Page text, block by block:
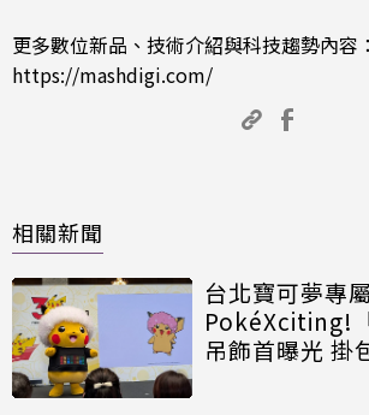
更多數位新品、技術介紹與科技趨勢內容：
https://mashdigi.com/
相關新聞
台北寶可夢專
PokéXciting!
吊飾首曝光 掛